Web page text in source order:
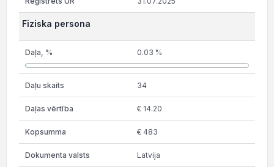
Fiziska persona
0.03 %
34
€ 14.20
€ 483
Latvija